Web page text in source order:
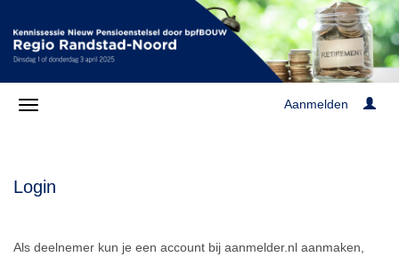
Aanmelden
Login
Als deelnemer kun je een account bij aanmelder.nl aanmaken,